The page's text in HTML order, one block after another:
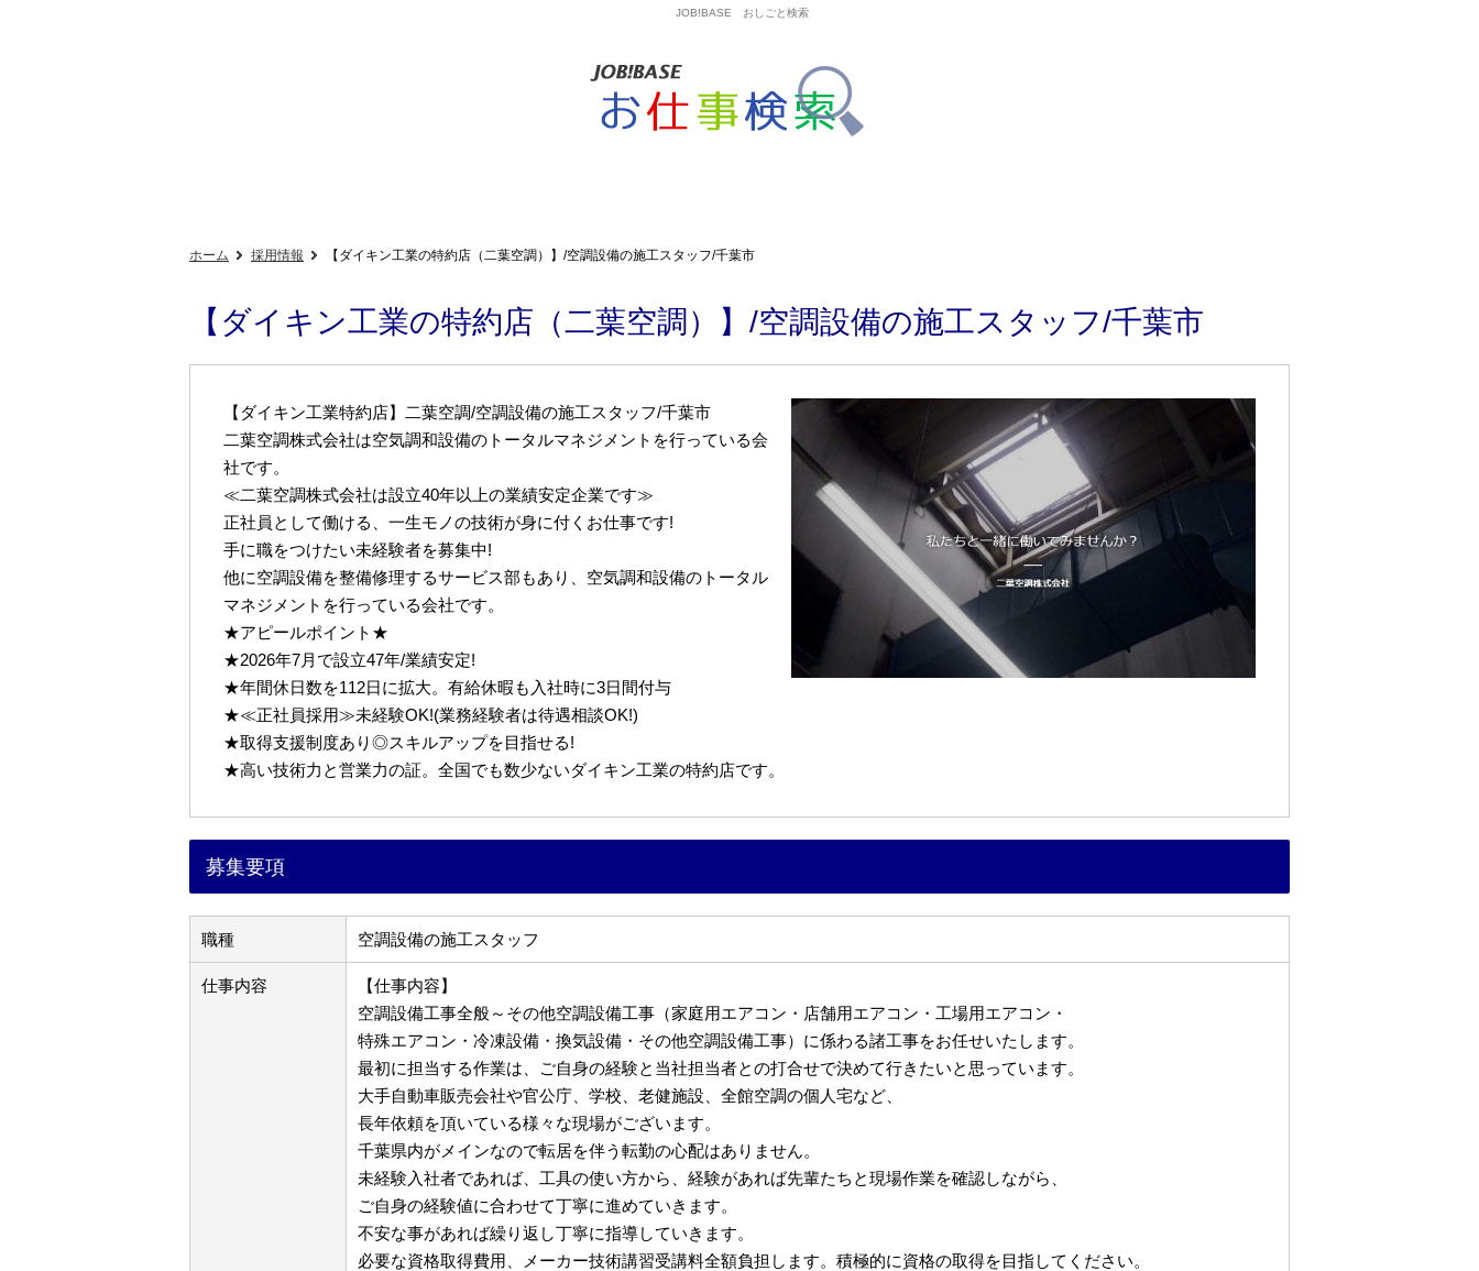
JOB!BASE おしごと検索
ホーム 採用情報 【ダイキン工業の特約店（二葉空調）】/空調設備の施工スタッフ/千葉市
【ダイキン工業の特約店（二葉空調）】/空調設備の施工スタッフ/千葉市
【ダイキン工業特約店】二葉空調/空調設備の施工スタッフ/千葉市
二葉空調株式会社は空気調和設備のトータルマネジメントを行っている会
社です。
≪二葉空調株式会社は設立40年以上の業績安定企業です≫
正社員として働ける、一生モノの技術が身に付くお仕事です!
手に職をつけたい未経験者を募集中!
他に空調設備を整備修理するサービス部もあり、空気調和設備のトータル
マネジメントを行っている会社です。
★アピールポイント★
★2026年7月で設立47年/業績安定!
★年間休日数を112日に拡大。有給休暇も入社時に3日間付与
★≪正社員採用≫未経験OK!(業務経験者は待遇相談OK!)
★取得支援制度あり◎スキルアップを目指せる!
★高い技術力と営業力の証。全国でも数少ないダイキン工業の特約店です。
募集要項
職種 空調設備の施工スタッフ
仕事内容
【仕事内容】
空調設備工事全般～その他空調設備工事（家庭用エアコン・店舗用エアコン・工場用エアコン・
特殊エアコン・冷凍設備・換気設備・その他空調設備工事）に係わる諸工事をお任せいたします。
最初に担当する作業は、ご自身の経験と当社担当者との打合せで決めて行きたいと思っています。
大手自動車販売会社や官公庁、学校、老健施設、全館空調の個人宅など、
長年依頼を頂いている様々な現場がございます。
千葉県内がメインなので転居を伴う転勤の心配はありません。
未経験入社者であれば、工具の使い方から、経験があれば先輩たちと現場作業を確認しながら、
ご自身の経験値に合わせて丁寧に進めていきます。
不安な事があれば繰り返し丁寧に指導していきます。
必要な資格取得費用、メーカー技術講習受講料全額負担します。積極的に資格の取得を目指してください。